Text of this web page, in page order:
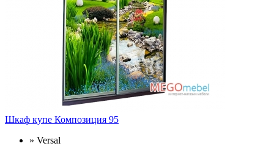
Шкаф купе Композиция 95
» Versal